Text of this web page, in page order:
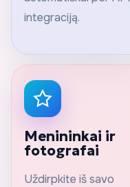
integraciją.
Menininkai ir
fotografai
Uždirpkite iš savo